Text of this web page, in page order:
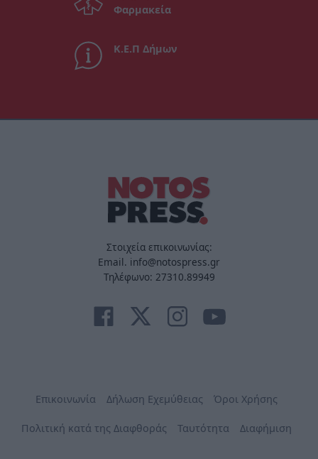
Φαρμακεία
Κ.Ε.Π Δήμων
Στοιχεία επικοινωνίας:
Email. info@notospress.gr
Τηλέφωνο: 27310.89949
Επικοινωνία Δήλωση Εχεμύθειας Όροι Χρήσης
Πολιτική κατά της Διαφθοράς Ταυτότητα Διαφήμιση